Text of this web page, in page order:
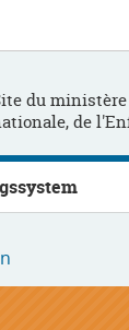
du
de